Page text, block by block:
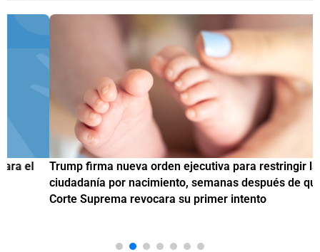
Trump firma nueva orden ejecutiva para restringir la
ciudadanía por nacimiento, semanas después de que la
Corte Suprema revocara su primer intento